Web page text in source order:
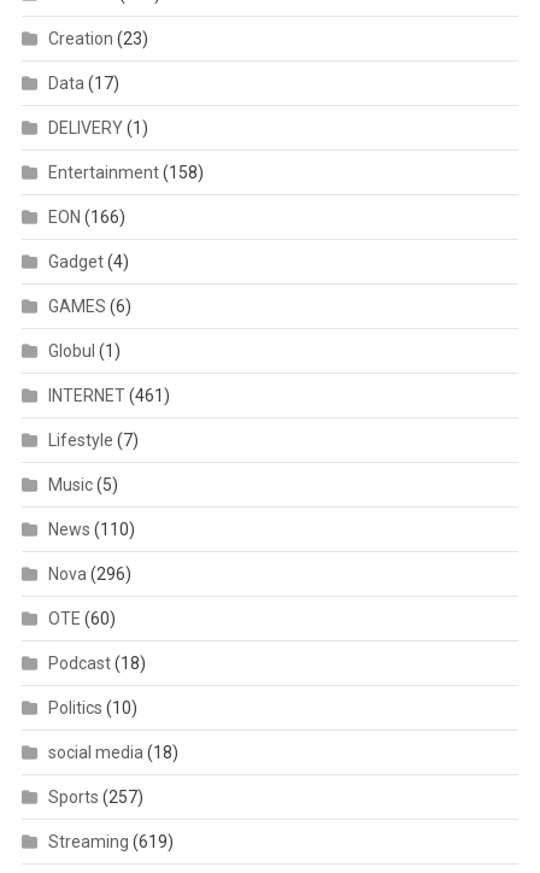
Creation (23)
Data (17)
DELIVERY(1)
Entertainment(158)
EON (166)
Gadget(4)
GAMES (6)
Globul (1)
INTERNET(461)
Lifestyle (7)
Music(5)
News (110)
Nova (296)
OTE (60)
Podcast(18)
Politics (10)
social media (18)
Sports (257)
Streaming (619)